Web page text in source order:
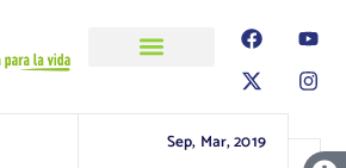
Sep, Mar, 2019